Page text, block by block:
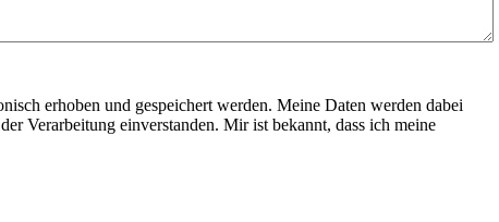
erhoben und gespeichert werden. Meine Daten werden dabei
Verarbeitung einverstanden. Mir ist bekannt, dass ich meine